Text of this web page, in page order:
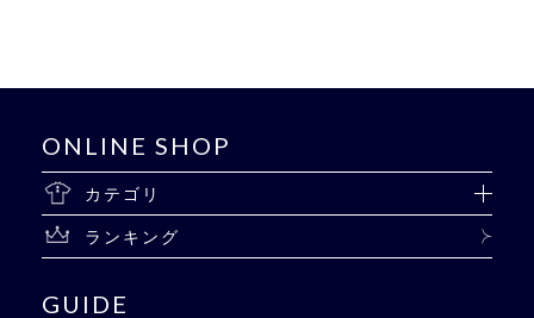
ONLINE SHOP
カテゴリ
ランキング
GUIDE